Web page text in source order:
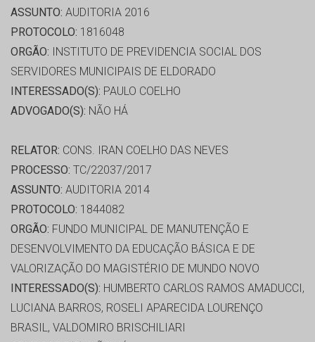
ASSUNTO: AUDITORIA 2016
PROTOCOLO: 1816048
ORGÃO: INSTITUTO DE PREVIDENCIA SOCIAL DOS
SERVIDORES MUNICIPAIS DE ELDORADO
INTERESSADO(S): PAULO COELHO
ADVOGADO(S): NÃO HÁ
RELATOR: CONS. IRAN COELHO DAS NEVES
PROCESSO: TC/22037/2017
ASSUNTO: AUDITORIA 2014
PROTOCOLO: 1844082
ORGÃO: FUNDO MUNICIPAL DE MANUTENÇÃO E
DESENVOLVIMENTO DA EDUCAÇÃO BÁSICA E DE
VALORIZAÇÃO DO MAGISTÉRIO DE MUNDO NOVO
INTERESSADO(S): HUMBERTO CARLOS RAMOS AMADUCCI,
LUCIANA BARROS, ROSELI APARECIDA LOURENÇO
BRASIL, VALDOMIRO BRISCHILIARI